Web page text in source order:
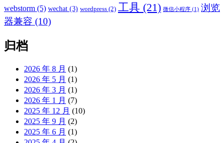
webstorm (5) wechat (3) wordpress (2) 工具 (21) 微信小程序 (1) 浏览
器兼容 (10)
归档
2026 年 8 月 (1)
2026 年 5 月 (1)
2026 年 3 月 (1)
2026 年 1 月 (7)
2025 年 12 月 (10)
2025 年 9 月 (2)
2025 年 6 月 (1)